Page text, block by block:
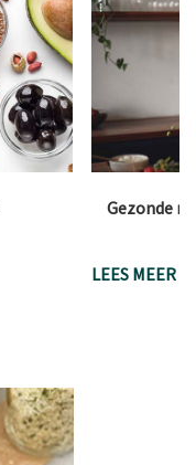
Gezonde
LEES MEER